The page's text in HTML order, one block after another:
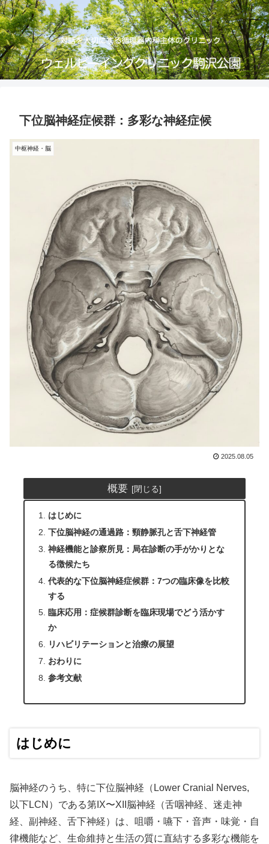
下位脳神経症候群：多彩な神経症候
中枢神経・脳
2025.08.05
概要
はじめに
下位脳神経の通過路：頸静脈孔と舌下神経管
神経機能と診察所見：局在診断の手がかりとな
る徴候たち
代表的な下位脳神経症候群：7つの臨床像を比較
する
臨床応用：症候群診断を臨床現場でどう活かす
か
リハビリテーションと治療の展望
おわりに
参考文献
はじめに
脳神経のうち、特に下位脳神経（Lower Cranial Nerves,
以下LCN）である第IX〜XII脳神経（舌咽神経、迷走神
経、副神経、舌下神経）は、咀嚼・嚥下・音声・味覚・自
律機能など、生命維持と生活の質に直結する多彩な機能を